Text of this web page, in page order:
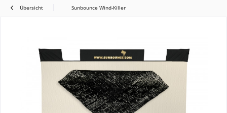
Übersicht Sunbounce Wind-Killer